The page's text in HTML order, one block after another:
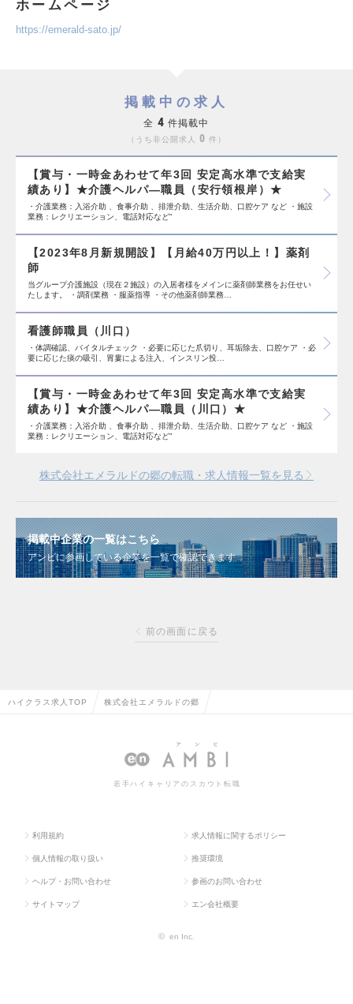
ホームページ
https://emerald-sato.jp/
掲載中の求人
全 4 件掲載中
うち非公開求人 0 件
【賞与・一時金あわせて年3回 安定高水準で支給実
績あり】★介護ヘルパ―職員（安行領根岸）★
・介護業務：入浴介助 、食事介助 、排泄介助、生活介助、口腔ケア など ・施設
業務：レクリエーション、電話対応など"
【2023年8月新規開設】【月給40万円以上！】薬剤
師
当グループ介護施設（現在２施設）の入居者様をメインに薬剤師業務をお任せい
たします。 ・調剤業務 ・服薬指導 ・その他薬剤師業務…
看護師職員（川口）
・体調確認、バイタルチェック ・必要に応じた爪切り、耳垢除去、口腔ケア ・必
要に応じた痰の吸引、胃婁による注入、インスリン投…
【賞与・一時金あわせて年3回 安定高水準で支給実
績あり】★介護ヘルパ―職員（川口）★
・介護業務：入浴介助 、食事介助 、排泄介助、生活介助、口腔ケア など ・施設
業務：レクリエーション、電話対応など"
株式会社エメラルドの郷の転職・求人情報一覧を見る
掲載中企業の一覧はこちら
アンビに参画している企業を一覧で確認できます
前の画面に戻る
ハイクラス求人TOP 株式会社エメラルドの郷
若手ハイキャリアのスカウト転職
利用規約 求人情報に関するポリシー
個人情報の取り扱い 推奨環境
ヘルプ・お問い合わせ 参画のお問い合わせ
サイトマップ エン会社概要
© en Inc.